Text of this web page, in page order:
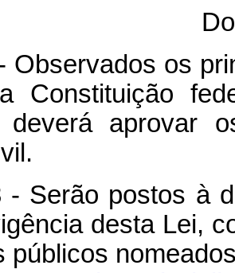
Observados os
Constituição
deverá aprovar
- Serão postos à
desta Lei,
públicos